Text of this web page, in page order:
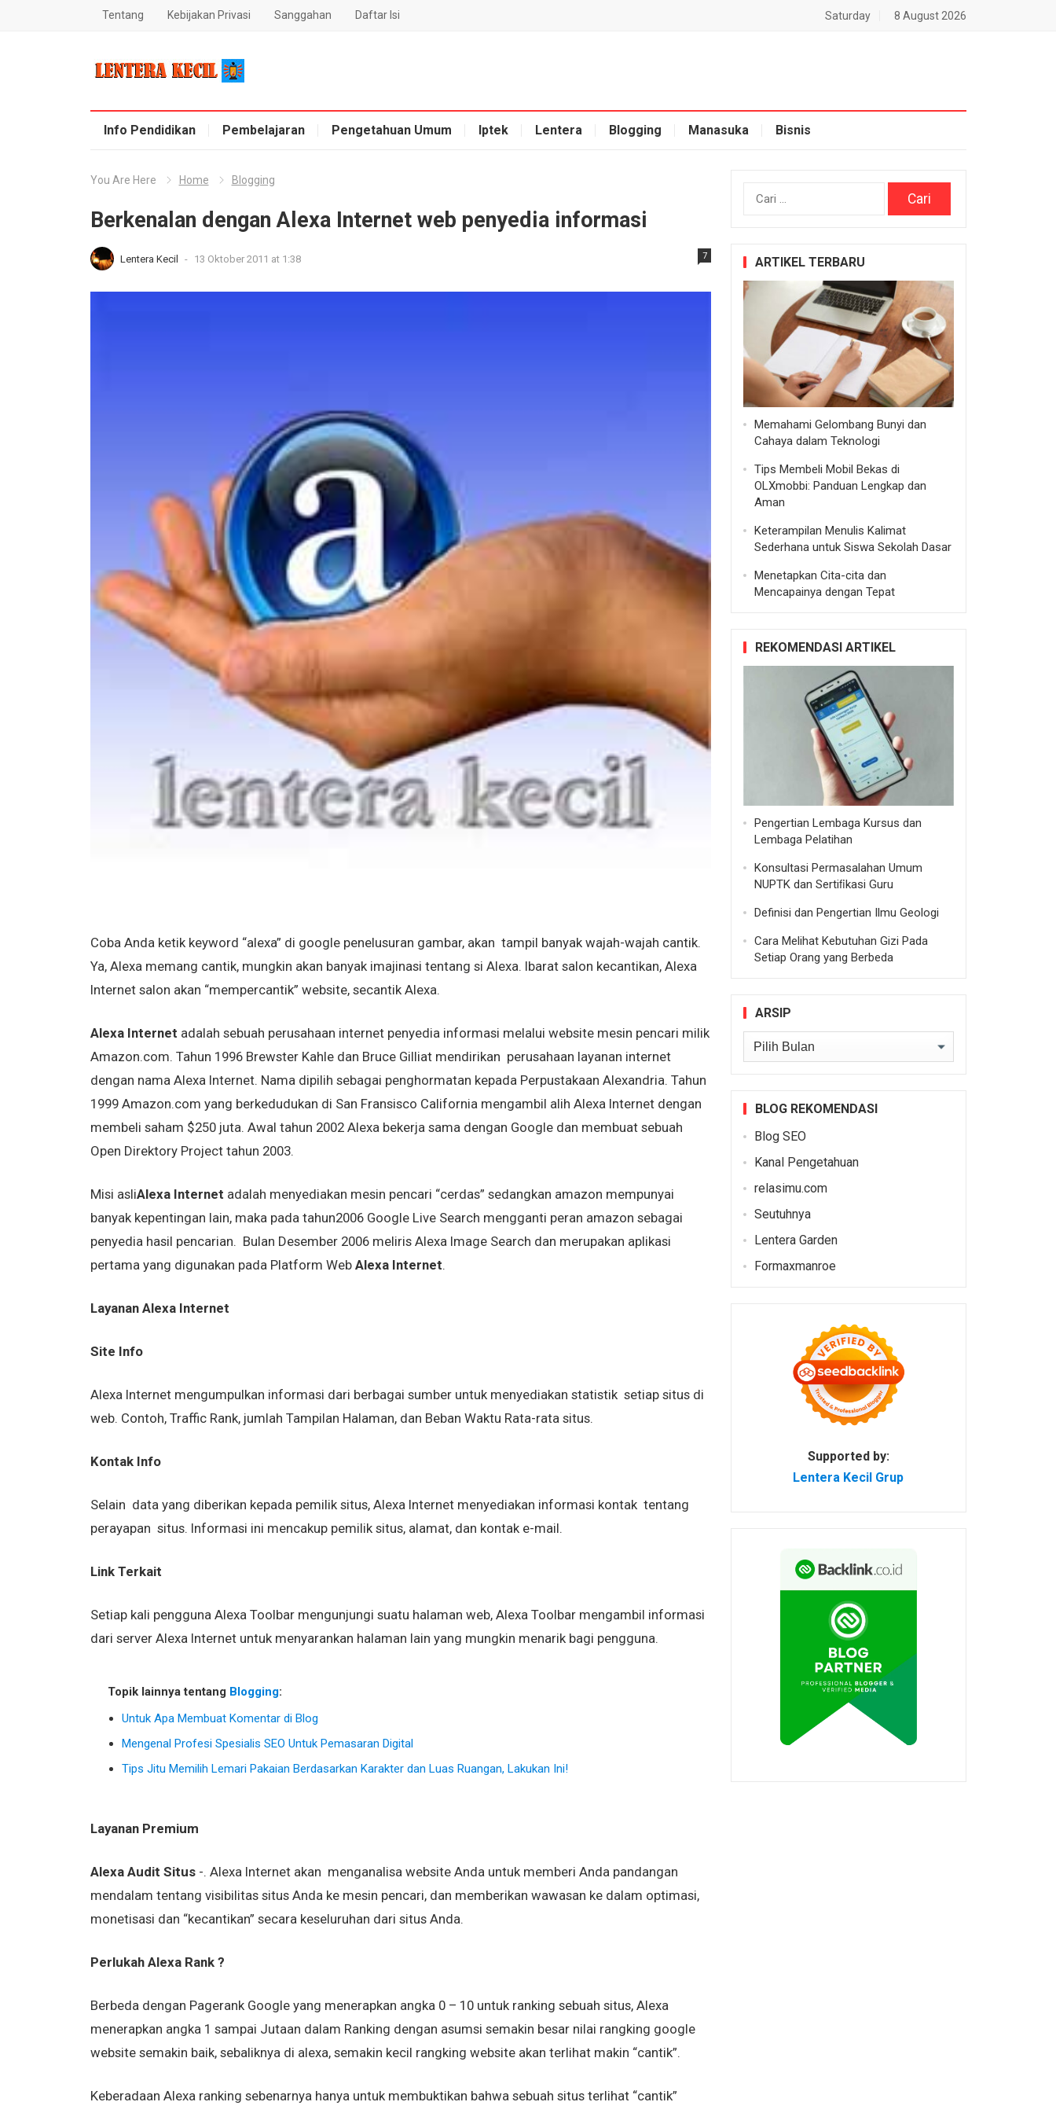
Tentang Kebijakan Privasi Sanggahan Daftar Isi Saturday 8 August 2026
Blog Lentera Kecil
Info Pendidikan
Pembelajaran Pengetahuan Umum Iptek Lentera Blogging Manasuka Bisnis
You Are Here Home Blogging
Berkenalan dengan Alexa Internet web penyedia informasi
Lentera Kecil - 13 Oktober 2011 at 1:38 7
Coba Anda ketik keyword “alexa” di google penelusuran gambar, akan tampil banyak wajah-wajah cantik.
Ya, Alexa memang cantik, mungkin akan banyak imajinasi tentang si Alexa. Ibarat salon kecantikan, Alexa
Internet salon akan “mempercantik” website, secantik Alexa.
Alexa Internet adalah sebuah perusahaan internet penyedia informasi melalui website mesin pencari milik
Amazon.com. Tahun 1996 Brewster Kahle dan Bruce Gilliat mendirikan perusahaan layanan internet
dengan nama Alexa Internet. Nama dipilih sebagai penghormatan kepada Perpustakaan Alexandria. Tahun
1999 Amazon.com yang berkedudukan di San Fransisco California mengambil alih Alexa Internet dengan
membeli saham $250 juta. Awal tahun 2002 Alexa bekerja sama dengan Google dan membuat sebuah
Open Direktory Project tahun 2003.
Misi asliAlexa Internet adalah menyediakan mesin pencari “cerdas” sedangkan amazon mempunyai
banyak kepentingan lain, maka pada tahun2006 Google Live Search mengganti peran amazon sebagai
penyedia hasil pencarian. Bulan Desember 2006 meliris Alexa Image Search dan merupakan aplikasi
pertama yang digunakan pada Platform Web Alexa Internet.
Layanan Alexa Internet
Site Info
Alexa Internet mengumpulkan informasi dari berbagai sumber untuk menyediakan statistik setiap situs di
web. Contoh, Traffic Rank, jumlah Tampilan Halaman, dan Beban Waktu Rata-rata situs.
Kontak Info
Selain data yang diberikan kepada pemilik situs, Alexa Internet menyediakan informasi kontak tentang
perayapan situs. Informasi ini mencakup pemilik situs, alamat, dan kontak e-mail.
Link Terkait
Setiap kali pengguna Alexa Toolbar mengunjungi suatu halaman web, Alexa Toolbar mengambil informasi
dari server Alexa Internet untuk menyarankan halaman lain yang mungkin menarik bagi pengguna.
Topik lainnya tentang Blogging:
Untuk Apa Membuat Komentar di Blog
Mengenal Profesi Spesialis SEO Untuk Pemasaran Digital
Tips Jitu Memilih Lemari Pakaian Berdasarkan Karakter dan Luas Ruangan, Lakukan Ini!
Layanan Premium
Alexa Audit Situs-. Alexa Internet akan menganalisa website Anda untuk memberi Anda pandangan
mendalam tentang visibilitas situs Anda ke mesin pencari, dan memberikan wawasan ke dalam optimasi,
monetisasi dan “kecantikan” secara keseluruhan dari situs Anda.
Perlukah Alexa Rank ?
Berbeda dengan Pagerank Google yang menerapkan angka 0 – 10 untuk ranking sebuah situs, Alexa
menerapkan angka 1 sampai Jutaan dalam Ranking dengan asumsi semakin besar nilai rangking google
website semakin baik, sebaliknya di alexa, semakin kecil rangking website akan terlihat makin “cantik”.
Keberadaan Alexa ranking sebenarnya hanya untuk membuktikan bahwa sebuah situs terlihat “cantik”
Cari
ARTIKEL TERBARU
Memahami Gelombang Bunyi dan
Cahaya dalam Teknologi
Tips Membeli Mobil Bekas di
OLXmobbi: Panduan Lengkap dan
Aman
Keterampilan Menulis Kalimat
Sederhana untuk Siswa Sekolah Dasar
Menetapkan Cita-cita dan
Mencapainya dengan Tepat
REKOMENDASI ARTIKEL
Pengertian Lembaga Kursus dan
Lembaga Pelatihan
Konsultasi Permasalahan Umum
NUPTK dan Sertiﬁkasi Guru
Definisi dan Pengertian Ilmu Geologi
Cara Melihat Kebutuhan Gizi Pada
Setiap Orang yang Berbeda
ARSIP
Arsip
BLOG REKOMENDASI
Blog SEO
Kanal Pengetahuan
relasimu.com
Seutuhnya
Lentera Garden
Formaxmanroe
Supported by:
Lentera Kecil Grup